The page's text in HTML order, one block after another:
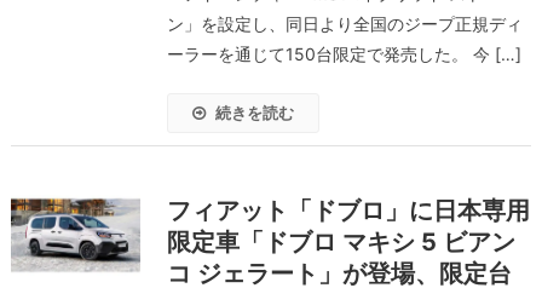
ン」を設定し、同日より全国のジープ正規ディ
ーラーを通じて150台限定で発売した。 今 […]
続きを読む
フィアット「ドブロ」に日本専用
限定車「ドブロ マキシ 5 ビアン
コ ジェラート」が登場、限定台